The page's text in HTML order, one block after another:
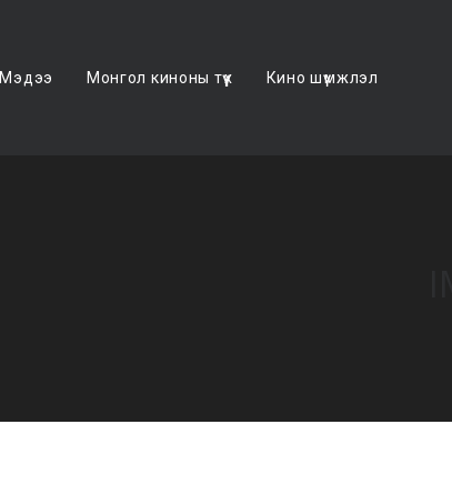
Мэдээ Монгол киноны түүх Кино шүүмжлэл